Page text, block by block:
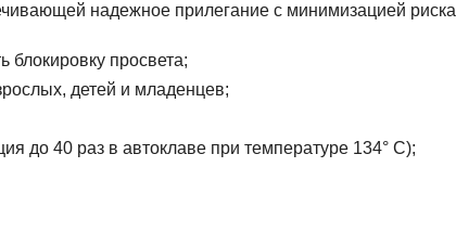
надежное прилегание с минимизацией риска
блокировку просвета;
детей и младенцев;
до 40 раз в автоклаве при температуре 134° С);